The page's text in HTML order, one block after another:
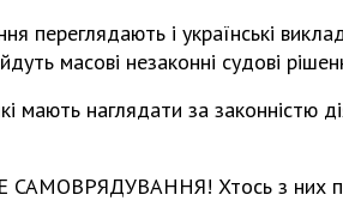
переглядають і українські
масові незаконні судові
мають наглядати за законністю
САМОВРЯДУВАННЯ! Хтось з них